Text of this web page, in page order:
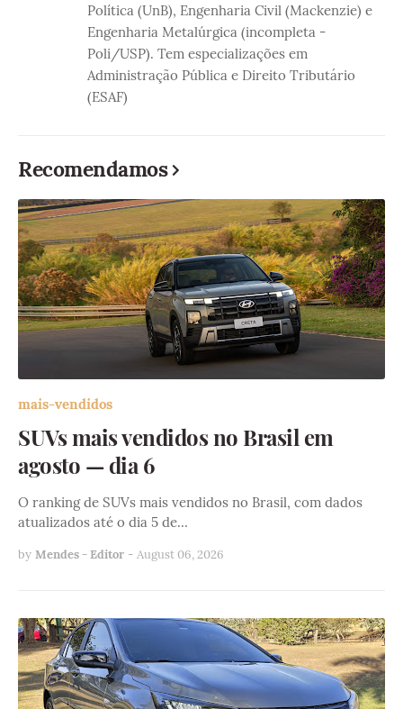
Política (UnB), Engenharia Civil (Mackenzie) e
Engenharia Metalúrgica (incompleta -
Poli/USP). Tem especializações em
Administração Pública e Direito Tributário
(ESAF)
Recomendamos
mais-vendidos
SUVs mais vendidos no Brasil em
agosto — dia 6
O ranking de SUVs mais vendidos no Brasil, com dados
atualizados até o dia 5 de…
by Mendes - Editor - August 06, 2026